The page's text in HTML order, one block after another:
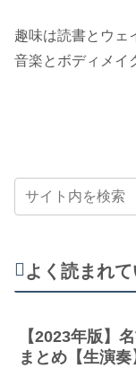
趣味は読書とウェ
音楽とボディメイ
よく読まれ
【2023年版】
まとめ【生演奏